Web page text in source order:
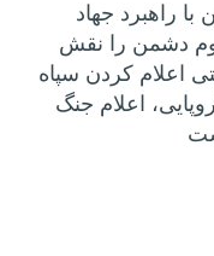
راهبرد جهاد
دشمن را نقش
اعلام کردن سپاه
اعلام جنگ